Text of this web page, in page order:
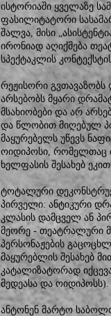
ისტორიაში ყველაზე
ფასილიტატორი
შალვა, მისი
ირონიად აღიქმება
სპექტაკლის
რეჟისორი
არსებობს მყარი
მსახიობები და არ
და წლობით მიღებულ
მაყურებელს უწევს
ოიდიპოსი, რომელთაც
ხელფასის შესახებ
ტოტალური
პირველი: ანტიკური
კლასის დამცველ ან
მეორე - თეატრალური
პერსონაჟების
მაყურებლის შესახებ
კატალიზატორად
მედეასა და ოიდიპოსს).
ანტონენ მარტო